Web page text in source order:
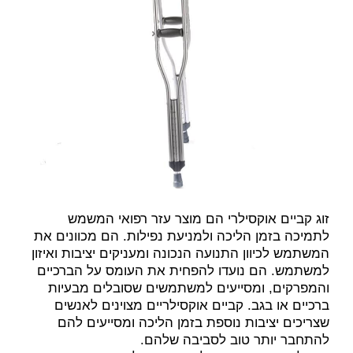
זוג קביים אוקסילרי הם מוצר עזר רפואי המשמש
לתמיכה בזמן הליכה ולמניעת נפילות. הם מכוונים את
המשתמש לכיוון התנועה הנכונה ומעניקים יציבות ואיזון
למשתמש. הם נועדו להפחית את העומס על הברכיים
והמפרקים, ומסייעים למשתמשים שסובלים מבעיות
ברכיים או בגב. קביים אוקסילריים מצוינים לאנשים
שצריכים יציבות נוספת בזמן הליכה ומסייעים להם
להתחבר יותר טוב לסביבה שלהם.